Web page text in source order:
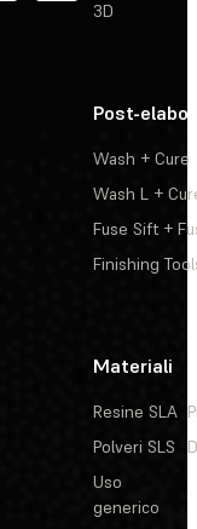
3D
Post-
Wash + Cure
Wash L +
Fuse Sift +
Finishing
Materiali
Resine SLA
Polveri SLS
Uso
generico